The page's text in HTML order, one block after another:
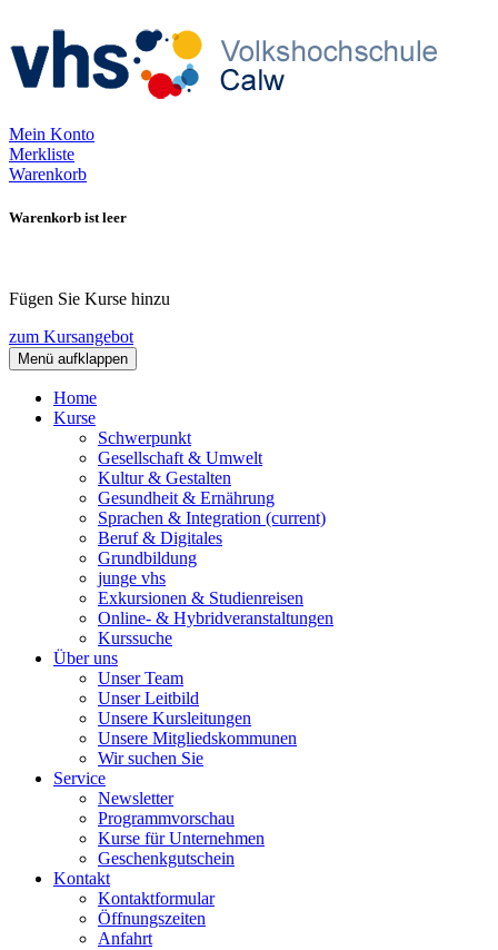
Mein Konto
Merkliste
Warenkorb
Warenkorb ist leer
Fügen Sie Kurse hinzu
zum Kursangebot
Menü aufklappen
Home
Kurse
Schwerpunkt
Gesellschaft & Umwelt
Kultur & Gestalten
Gesundheit & Ernährung
Sprachen & Integration (current)
Beruf & Digitales
Grundbildung
junge vhs
Exkursionen & Studienreisen
Online- & Hybridveranstaltungen
Kurssuche
Über uns
Unser Team
Unser Leitbild
Unsere Kursleitungen
Unsere Mitgliedskommunen
Wir suchen Sie
Service
Newsletter
Programmvorschau
Kurse für Unternehmen
Geschenkgutschein
Kontakt
Kontaktformular
Öffnungszeiten
Anfahrt